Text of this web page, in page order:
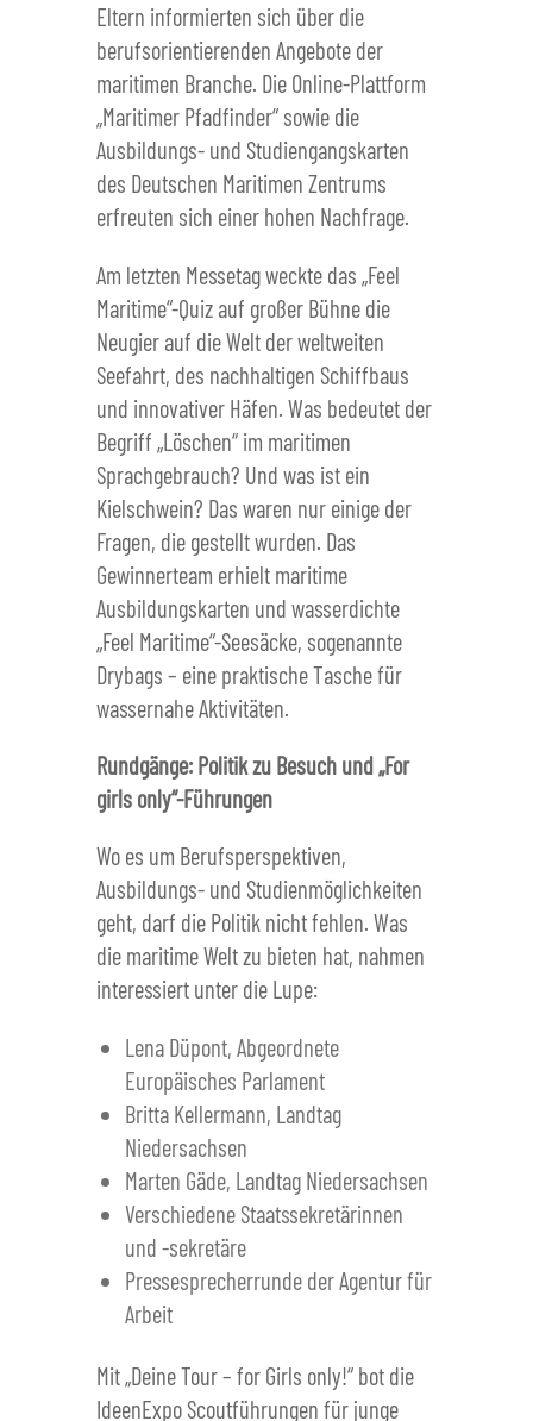
Eltern informierten sich über die
berufsorientierenden Angebote der
maritimen Branche. Die Online-Plattform
„Maritimer Pfadfinder“ sowie die
Ausbildungs- und Studiengangskarten
des Deutschen Maritimen Zentrums
erfreuten sich einer hohen Nachfrage.
Am letzten Messetag weckte das „Feel
Maritime“-Quiz auf großer Bühne die
Neugier auf die Welt der weltweiten
Seefahrt, des nachhaltigen Schiffbaus
und innovativer Häfen. Was bedeutet der
Begriff „Löschen“ im maritimen
Sprachgebrauch? Und was ist ein
Kielschwein? Das waren nur einige der
Fragen, die gestellt wurden. Das
Gewinnerteam erhielt maritime
Ausbildungskarten und wasserdichte
„Feel Maritime“-Seesäcke, sogenannte
Drybags – eine praktische Tasche für
wassernahe Aktivitäten.
Rundgänge: Politik zu Besuch und „For
girls only“-Führungen
Wo es um Berufsperspektiven,
Ausbildungs- und Studienmöglichkeiten
geht, darf die Politik nicht fehlen. Was
die maritime Welt zu bieten hat, nahmen
interessiert unter die Lupe:
Lena Düpont, Abgeordnete
Europäisches Parlament
Britta Kellermann, Landtag
Niedersachsen
Marten Gäde, Landtag Niedersachsen
Verschiedene Staatssekretärinnen
und -sekretäre
Pressesprecherrunde der Agentur für
Arbeit
Mit „Deine Tour – for Girls only!“ bot die
IdeenExpo Scoutführungen für junge